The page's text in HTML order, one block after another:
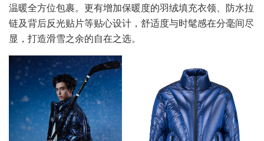
温暖全方位包裹。更有增加保暖度的羽绒填充衣领、防水拉
链及背后反光贴片等贴心设计，舒适度与时髦感在分毫间尽
显，打造滑雪之余的自在之选。